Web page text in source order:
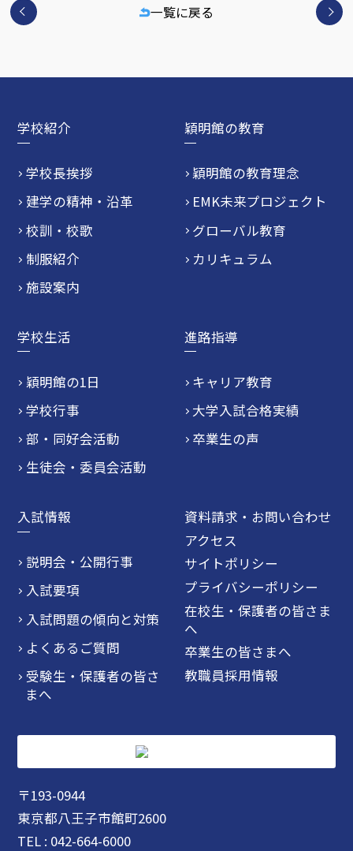
一覧に戻る
学校紹介
学校長挨拶
建学の精神・沿革
校訓・校歌
制服紹介
施設案内
穎明館の教育
穎明館の教育理念
EMK未来プロジェクト
グローバル教育
カリキュラム
学校生活
穎明館の1日
学校行事
部・同好会活動
生徒会・委員会活動
進路指導
キャリア教育
大学入試合格実績
卒業生の声
入試情報
説明会・公開行事
入試要項
入試問題の傾向と対策
よくあるご質問
受験生・保護者の皆さ
まへ
資料請求・お問い合わせ
アクセス
サイトポリシー
プライバシーポリシー
在校生・保護者の皆さま
へ
卒業生の皆さまへ
教職員採用情報
〒193-0944
東京都八王子市館町2600
TEL : 042-664-6000